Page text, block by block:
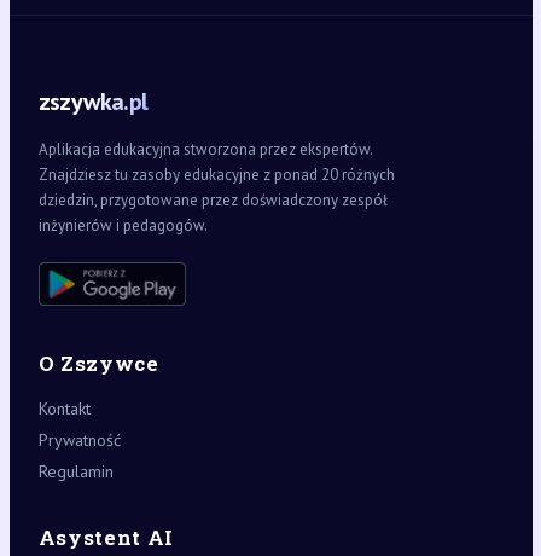
zszywka.pl
Aplikacja edukacyjna stworzona przez ekspertów.
Znajdziesz tu zasoby edukacyjne z ponad 20 różnych
dziedzin, przygotowane przez doświadczony zespół
inżynierów i pedagogów.
O Zszywce
Kontakt
Prywatność
Regulamin
Asystent AI